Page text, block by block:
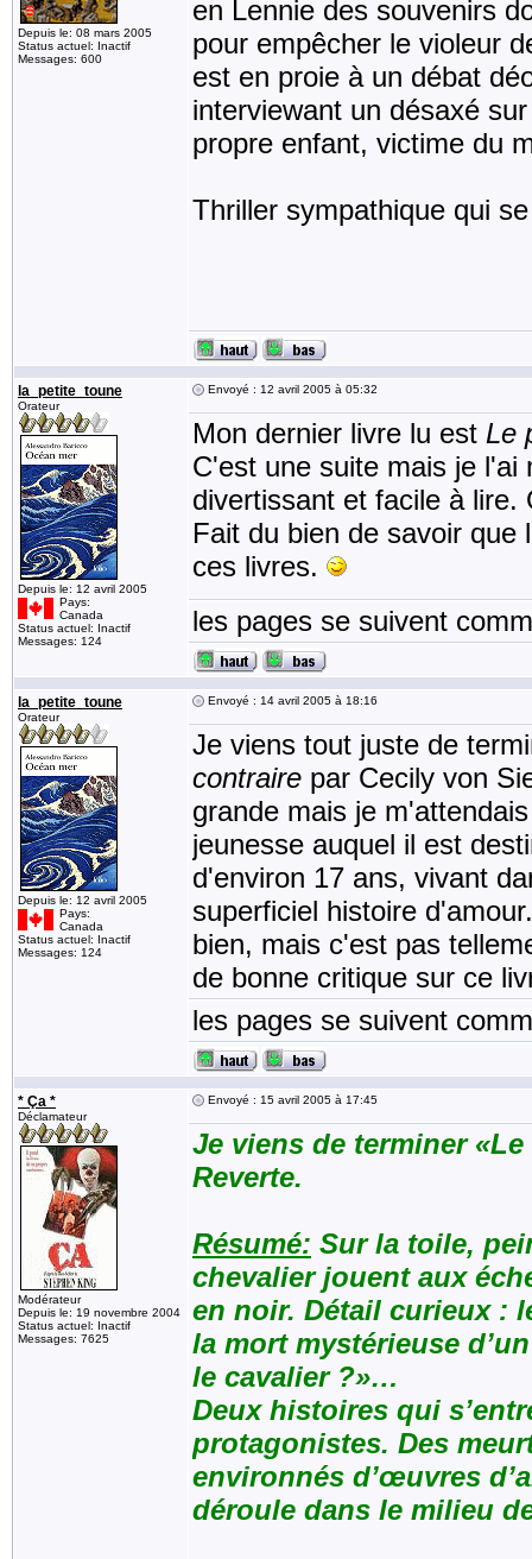
Depuis le: 08 mars 2005
Status actuel: Inactif
Messages: 600
en Lennie des souvenirs
pour empêcher le violeur
est en proie à un débat
interviewant un désaxé
propre enfant, victime du
Thriller sympathique qui
la_petite_toune
Orateur
Depuis le: 12 avril 2005
Pays:
Canada
Status actuel: Inactif
Messages: 124
Envoyé : 12 avril 2005 à 05:32
Mon dernier livre lu est Le
C'est une suite mais je l'ai
divertissant et facile à lire.
Fait du bien de savoir
ces livres.
les pages se suivent
la_petite_toune
Orateur
Depuis le: 12 avril 2005
Pays:
Canada
Status actuel: Inactif
Messages: 124
Envoyé : 14 avril 2005 à 18:16
Je viens tout juste de
contraire par Cecily von
grande mais je
jeunesse auquel il est
d'environ 17 ans, vivant
superficiel histoire
bien, mais c'est pas
de bonne critique sur ce
les pages se suivent
* Ça *
Déclamateur
Modérateur
Depuis le: 19 novembre 2004
Status actuel: Inactif
Messages: 7625
Envoyé : 15 avril 2005 à 17:45
Je viens de terminer
Reverte.
Résumé: Sur la toile,
chevalier jouent aux
en noir. Détail curieux :
la mort mystérieuse
le cavalier ?»…
Deux histoires qui
protagonistes. Des
environnés d’œuvres
déroule dans le milieu